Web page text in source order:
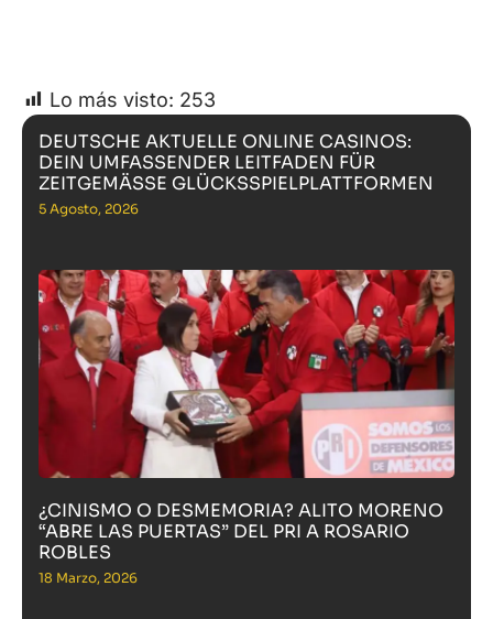
Lo más visto: 253
DEUTSCHE AKTUELLE ONLINE CASINOS:
DEIN UMFASSENDER LEITFADEN FÜR
ZEITGEMÄSSE GLÜCKSSPIELPLATTFORMEN
5 Agosto, 2026
¿CINISMO O DESMEMORIA? ALITO MORENO
“ABRE LAS PUERTAS” DEL PRI A ROSARIO
ROBLES
18 Marzo, 2026